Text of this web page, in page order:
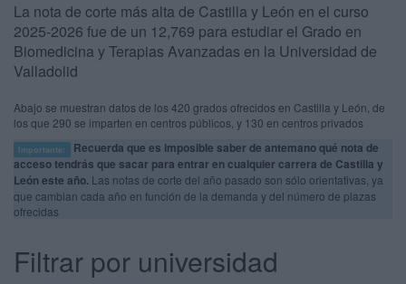
La nota de corte más alta de Castilla y León en el curso
2025-2026 fue de un 12,769 para estudiar el Grado en
Biomedicina y Terapias Avanzadas en la Universidad de
Valladolid
Abajo se muestran datos de los 420 grados ofrecidos en Castilla y León, de
los que 290 se imparten en centros públicos, y 130 en centros privados
Importante:
Recuerda que es imposible saber de antemano qué nota de
acceso tendrás que sacar para entrar en cualquier carrera de Castilla y
León este año. Las notas de corte del año pasado son sólo orientativas, ya
que cambian cada año en función de la demanda y del número de plazas
ofrecidas
Filtrar por universidad